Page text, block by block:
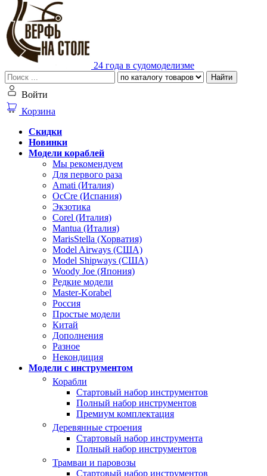
24 года в судомоделизме
Найти
Войти
Корзина
Скидки
Новинки
Модели кораблей
Мы рекомендуем
Для первого раза
Amati (Италия)
OcCre (Испания)
Экзотика
Corel (Италия)
Mantua (Италия)
MarisStella (Хорватия)
Model Airways (США)
Model Shipways (США)
Woody Joe (Япония)
Редкие модели
Master-Korabel
Россия
Простые модели
Китай
Дополнения
Разное
Некондиция
Модели с инструментом
Корабли
Стартовый набор инструментов
Полный набор инструментов
Премиум комплектация
Деревянные строения
Стартовый набор инструмента
Полный набор инструментов
Трамваи и паровозы
Стартовый набор инструментов